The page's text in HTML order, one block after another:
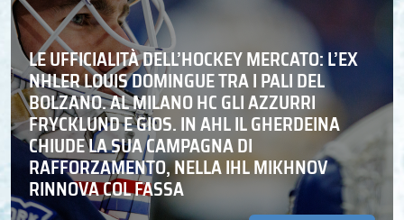
LE UFFICIALITÀ DELL’HOCKEY MERCATO: L’EX
NHLER LOUIS DOMINGUE TRA I PALI DEL
BOLZANO. AL MILANO HC GLI AZZURRI
FRYCKLUND E GIOS. IN AHL IL GHERDEINA
CHIUDE LA SUA CAMPAGNA DI
RAFFORZAMENTO, NELLA IHL MIKHNOV
RINNOVA COL FASSA